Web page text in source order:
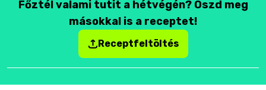
Főztél valami tutit a hétvégén? Oszd meg
másokkal is a receptet!
Receptfeltöltés